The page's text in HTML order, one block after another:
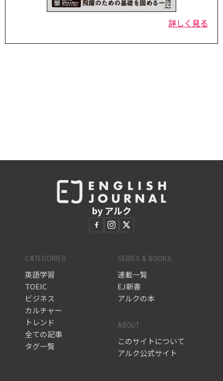
詳しく見る
by アルク
CATEGORIES
英語学習
TOEIC
ビジネス
カルチャー
トレンド
全ての記事
タグ一覧
SERIES & BOOKS
連載一覧
EJ新書
アルクの本
ABOUT
このサイトについて
アルク公式サイト